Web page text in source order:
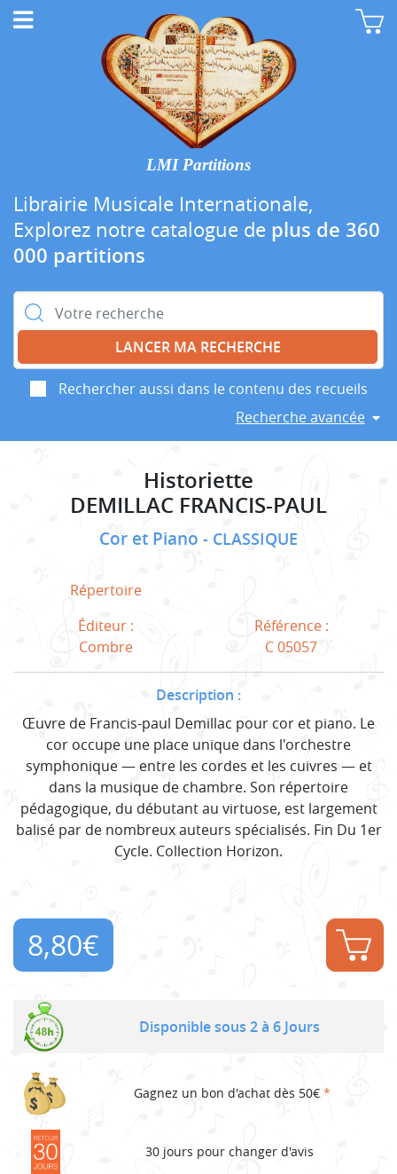
LMI Partitions
Librairie Musicale Internationale,
Explorez notre catalogue de plus de 360
000 partitions
Rechercher :
Rechercher aussi dans le contenu des recueils
Recherche avancée
Historiette
DEMILLAC FRANCIS-PAUL
Cor et Piano CLASSIQUE
Répertoire
Éditeur :
Combre
Référence :
C 05057
Description :
Œuvre de Francis-paul Demillac pour cor et piano. Le
cor occupe une place unique dans l'orchestre
symphonique — entre les cordes et les cuivres — et
dans la musique de chambre. Son répertoire
pédagogique, du débutant au virtuose, est largement
balisé par de nombreux auteurs spécialisés. Fin Du 1er
Cycle. Collection Horizon.
8,80€
Disponible sous 2 à 6 Jours
Gagnez un bon d'achat dès 50€ *
30 jours pour changer d'avis